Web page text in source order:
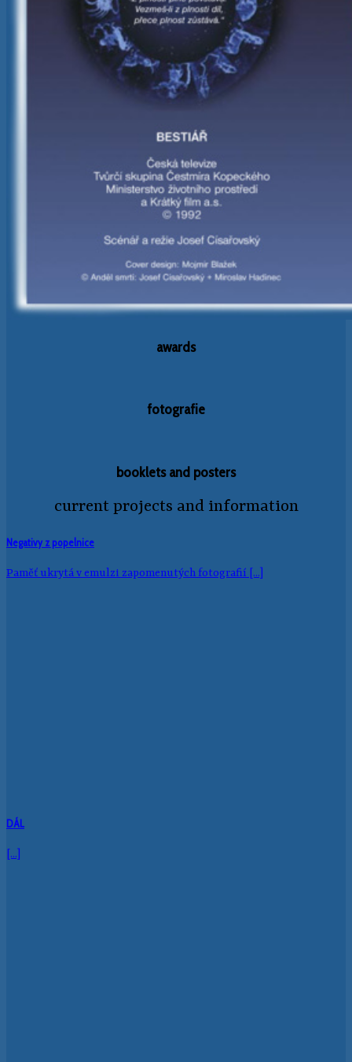
awards
fotografie
booklets and posters
current projects and information
Negativy z popelnice
Paměť ukrytá v emulzi zapomenutých fotografií [...]
DÁL
[...]